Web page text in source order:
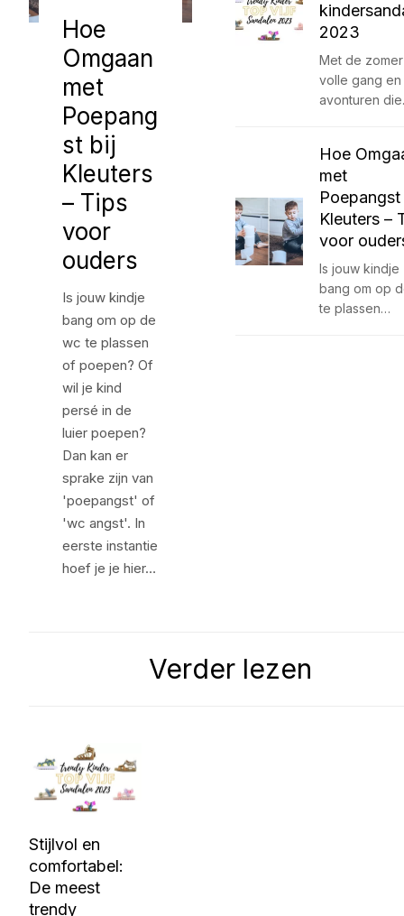
Hoe
Omgaan
met
Poepang
st bij
Kleuters
– Tips
voor
ouders
Is jouw kindje
bang om op de
wc te plassen
of poepen? Of
wil je kind
persé in de
luier poepen?
Dan kan er
sprake zijn van
'poepangst' of
'wc angst'. In
eerste instantie
hoef je je hier…
2023
Met de
volle gang
avonturen
Hoe
met
Kleuters –
voor
Is jouw kindje
bang om op
te plassen…
Verder lezen
Stijlvol en
comfortabel:
De meest
trendy